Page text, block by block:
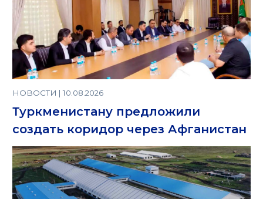
НОВОСТИ | 10.08.2026
Туркменистану предложили
создать коридор через Афганистан